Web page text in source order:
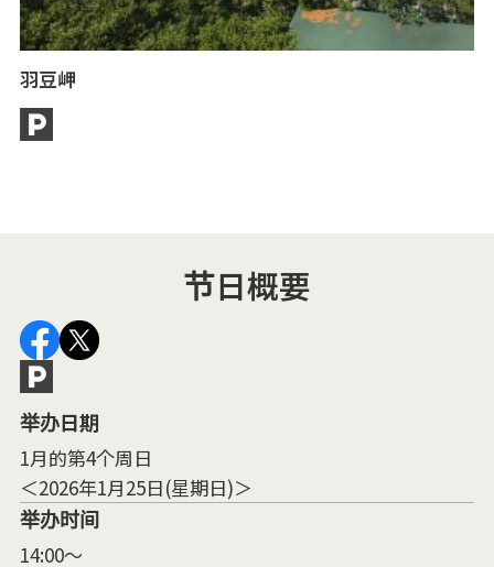
羽豆岬
节日概要
举办日期
1月的第4个周日
＜2026年1月25日(星期日)＞
举办时间
14:00～